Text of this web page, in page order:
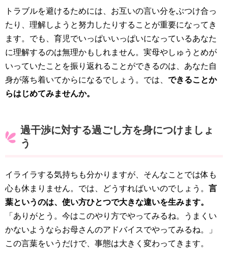
トラブルを避けるためには、お互いの言い分をぶつけ合っ
たり、理解しようと努力したりすることが重要になってき
ます。でも、育児でいっぱいいっぱいになっているあなた
に理解するのは無理かもしれません。実母やしゅうとめが
いっていたことを振り返れることができるのは、あなた自
身が落ち着いてからになるでしょう。では、 できることか
らはじめてみませんか。
過干渉に対する過ごし方を身につけましょ
う
イライラする気持ちも分かりますが、そんなことでは体も
心も休まりません。では、どうすればいいのでしょう。 言
葉というのは、使い方ひとつで大きな違いを生みます。
「ありがとう。今はこのやり方でやってみるね。うまくい
かないようならお母さんのアドバイスでやってみるね。」
この言葉をいうだけで、事態は大きく変わってきます。